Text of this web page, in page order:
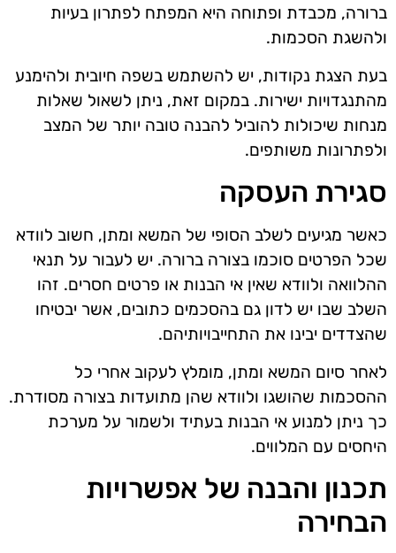
ברורה, מכבדת ופתוחה היא המפתח לפתרון בעיות
ולהשגת הסכמות.
בעת הצגת נקודות, יש להשתמש בשפה חיובית ולהימנע
מהתנגדויות ישירות. במקום זאת, ניתן לשאול שאלות
מנחות שיכולות להוביל להבנה טובה יותר של המצב
ולפתרונות משותפים.
סגירת העסקה
כאשר מגיעים לשלב הסופי של המשא ומתן, חשוב לוודא
שכל הפרטים סוכמו בצורה ברורה. יש לעבור על תנאי
ההלוואה ולוודא שאין אי הבנות או פרטים חסרים. זהו
השלב שבו יש לדון גם בהסכמים כתובים, אשר יבטיחו
שהצדדים יבינו את התחייבויותיהם.
לאחר סיום המשא ומתן, מומלץ לעקוב אחרי כל
ההסכמות שהושגו ולוודא שהן מתועדות בצורה מסודרת.
כך ניתן למנוע אי הבנות בעתיד ולשמור על מערכת
היחסים עם המלווים.
תכנון והבנה של אפשרויות
הבחירה